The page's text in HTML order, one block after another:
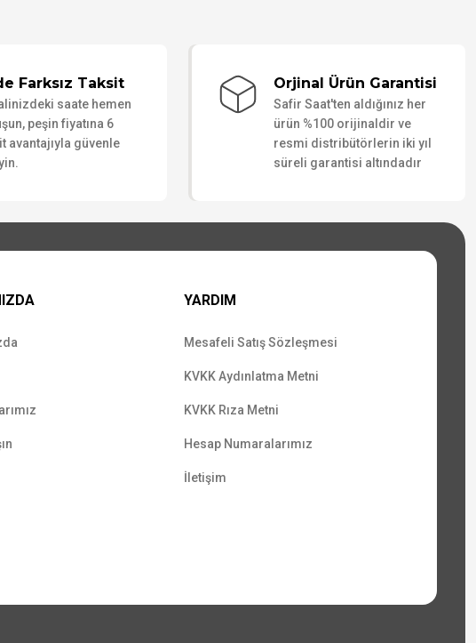
Farksız Taksit
saate hemen
peşin fiyatına 6
avantajıyla güvenle
Orjinal Ürün Garantisi
Safir Saat'ten aldığınız her
ürün %100 orijinaldir ve
resmi distribütörlerin iki yıl
süreli garantisi altındadır
YARDIM
Mesafeli Satış Sözleşmesi
KVKK Aydınlatma Metni
KVKK Rıza Metni
Hesap Numaralarımız
İletişim